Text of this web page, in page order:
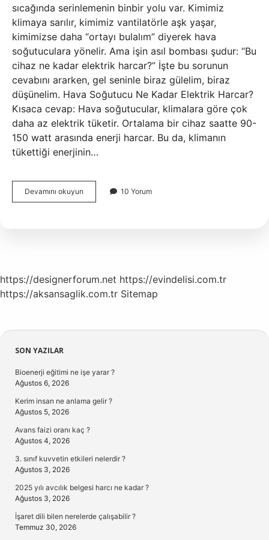
sıcağında serinlemenin binbir yolu var. Kimimiz
klimaya sarılır, kimimiz vantilatörle aşk yaşar,
kimimizse daha “ortayı bulalım” diyerek hava
soğutuculara yönelir. Ama işin asıl bombası şudur: “Bu
cihaz ne kadar elektrik harcar?” İşte bu sorunun
cevabını ararken, gel seninle biraz gülelim, biraz
düşünelim. Hava Soğutucu Ne Kadar Elektrik Harcar?
Kısaca cevap: Hava soğutucular, klimalara göre çok
daha az elektrik tüketir. Ortalama bir cihaz saatte 90-
150 watt arasında enerji harcar. Bu da, klimanın
tükettiği enerjinin…
Devamını okuyun
soğutucu
10 Yorum
https://designerforum.net https://evindelisi.com.tr
https://aksansaglik.com.tr Sitemap
Sidebar
SON YAZILAR
Bioenerji eğitimi ne işe yarar ?
Ağustos 6, 2026
Kerim insan ne anlama gelir ?
Ağustos 5, 2026
Avans faizi oranı kaç ?
Ağustos 4, 2026
3. sınıf kuvvetin etkileri nelerdir ?
Ağustos 3, 2026
2025 yılı avcılık belgesi harcı ne kadar ?
Ağustos 3, 2026
İşaret dili bilen nerelerde çalışabilir ?
Temmuz 30, 2026